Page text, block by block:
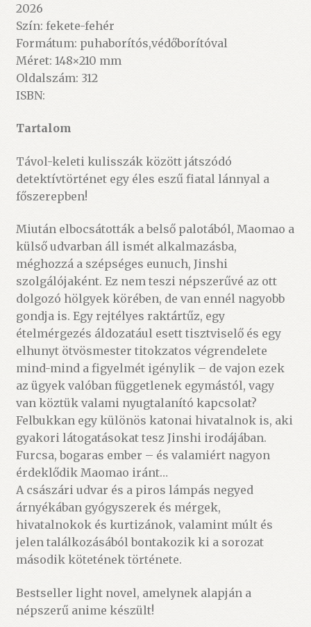
2026
Szín: fekete-fehér
Formátum: puhaborítós,védőborítóval
Méret: 148×210 mm
Oldalszám: 312
ISBN:
Tartalom
Távol-keleti kulisszák között játszódó
detektívtörténet egy éles eszű fiatal lánnyal a
főszerepben!
Miután elbocsátották a belső palotából, Maomao a
külső udvarban áll ismét alkalmazásba,
méghozzá a szépséges eunuch, Jinshi
szolgálójaként. Ez nem teszi népszerűvé az ott
dolgozó hölgyek körében, de van ennél nagyobb
gondja is. Egy rejtélyes raktártűz, egy
ételmérgezés áldozatául esett tisztviselő és egy
elhunyt ötvösmester titokzatos végrendelete
mind-mind a figyelmét igénylik – de vajon ezek
az ügyek valóban függetlenek egymástól, vagy
van köztük valami nyugtalanító kapcsolat?
Felbukkan egy különös katonai hivatalnok is, aki
gyakori látogatásokat tesz Jinshi irodájában.
Furcsa, bogaras ember – és valamiért nagyon
érdeklődik Maomao iránt…
A császári udvar és a piros lámpás negyed
árnyékában gyógyszerek és mérgek,
hivatalnokok és kurtizánok, valamint múlt és
jelen találkozásából bontakozik ki a sorozat
második kötetének története.
Bestseller light novel, amelynek alapján a
népszerű anime készült!